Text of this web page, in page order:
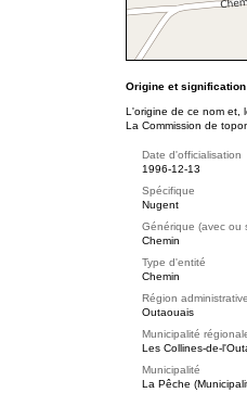
Origine et signification
L'origine de ce nom et,
La Commission de
Date d'officialisation
1996-12-13
Spécifique
Nugent
Générique (avec ou
Chemin
Type d'entité
Chemin
Région administrative
Outaouais
Municipalité
Les Collines-de-
Municipalité
La Pêche